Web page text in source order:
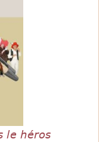
le héros